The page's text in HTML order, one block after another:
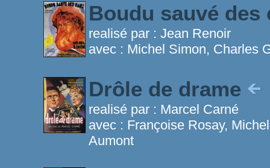
Boudu sauvé des
realisé par : Jean Renoir
avec : Michel Simon, Charles
Drôle de drame
realisé par : Marcel Carné
avec : Françoise Rosay,
Aumont